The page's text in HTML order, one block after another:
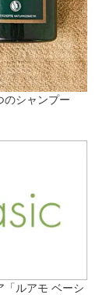
のシャンプー
「ルアモ ベーシ